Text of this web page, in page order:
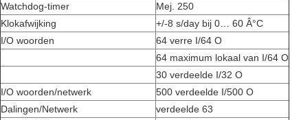
Watchdog-timer
Mej. 250
Klokafwijking
+/-8 s/day bij 0… 60 Â°C
I/O woorden
64 verre I/64 O
64 maximum lokaal van I/64 O
30 verdeelde I/32 O
I/O woorden/netwerk
500 verdeelde I/500 O
Dalingen/Netwerk
verdeelde 63